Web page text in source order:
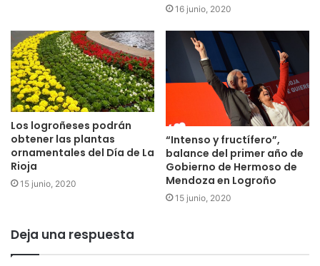
16 junio, 2020
Los logroñeses podrán
obtener las plantas
ornamentales del Día de La
Rioja
15 junio, 2020
“Intenso y fructífero”,
balance del primer año de
Gobierno de Hermoso de
Mendoza en Logroño
15 junio, 2020
Deja una respuesta